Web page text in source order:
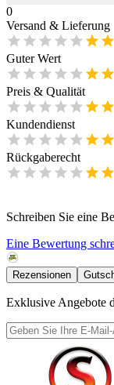
0
Versand & Lieferung
Guter Wert
Preis & Qualität
Kundendienst
Rückgaberecht
Schreiben Sie eine
Eine Bewertung
Rezensionen
Exklusive Angebote